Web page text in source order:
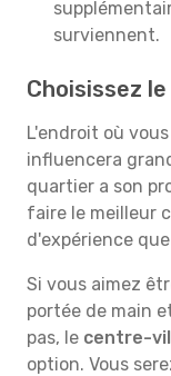
surviennent.
Choisissez
L'endroit où
influencera
quartier a son
faire le meilleur
d'expérience
Si vous aimez
portée de main
pas, le centre-
option. Vous